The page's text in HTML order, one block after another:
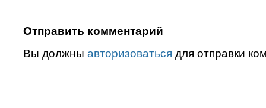
Отправить комментарий
Вы должны авторизоваться для отправки